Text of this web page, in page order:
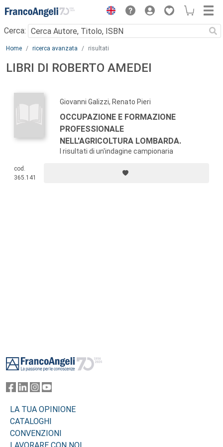
Menu
Cerca:
Main content
Home ricerca avanzata risultati
LIBRI DI ROBERTO AMEDEI
Giovanni Galizzi, Renato Pieri
OCCUPAZIONE E FORMAZIONE
PROFESSIONALE
NELL'AGRICOLTURA LOMBARDA.
I risultati di un'indagine campionaria
cod.
365.141
LA TUA OPINIONE
CATALOGHI
CONVENZIONI